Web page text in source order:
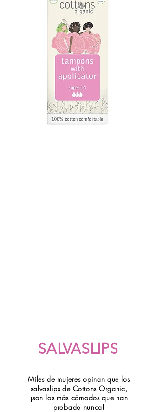
SALVASLIPS
Miles de mujeres opinan que los
salvaslips de Cottons Organic,
¡son los más cómodos que han
probado nunca!